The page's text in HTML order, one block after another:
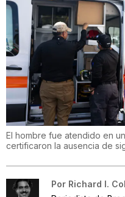
El hombre fue atendido en
certificaron la ausencia de
Por Richard I.